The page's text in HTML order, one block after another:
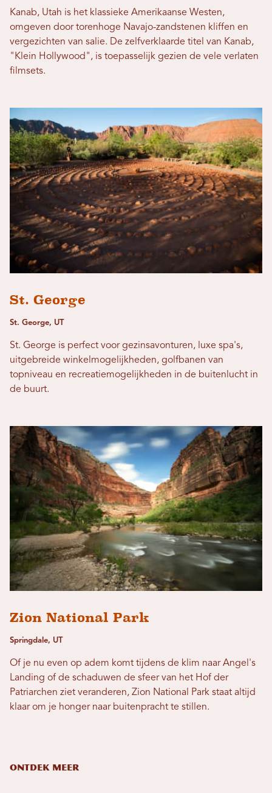
Kanab, Utah is het klassieke Amerikaanse Westen,
omgeven door torenhoge Navajo-zandstenen kliffen en
vergezichten van salie. De zelfverklaarde titel van Kanab,
"Klein Hollywood", is toepasselijk gezien de vele verlaten
filmsets.
St. George
St. George, UT
St. George is perfect voor gezinsavonturen, luxe spa's,
uitgebreide winkelmogelijkheden, golfbanen van
topniveau en recreatiemogelijkheden in de buitenlucht in
de buurt.
Zion National Park
Springdale, UT
Of je nu even op adem komt tijdens de klim naar Angel's
Landing of de schaduwen de sfeer van het Hof der
Patriarchen ziet veranderen, Zion National Park staat altijd
klaar om je honger naar buitenpracht te stillen.
ONTDEK MEER